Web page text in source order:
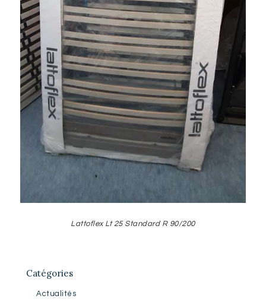
Lattoflex Lt 25 Standard R 90/200
Catégories
Actualités